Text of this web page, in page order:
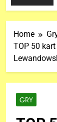
Home
TOP 50
GRY